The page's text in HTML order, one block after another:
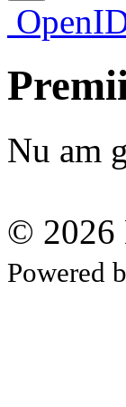
Nu am
© 2026
Powered